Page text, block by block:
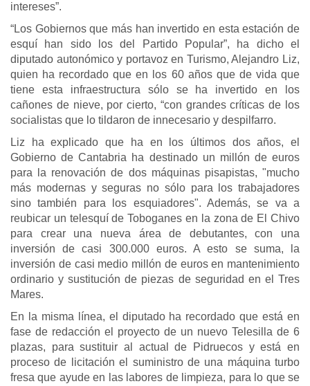
intereses”.
“Los Gobiernos que más han invertido en esta estación de
esquí han sido los del Partido Popular”, ha dicho el
diputado autonómico y portavoz en Turismo, Alejandro Liz,
quien ha recordado que en los 60 años que de vida que
tiene esta infraestructura sólo se ha invertido en los
cañones de nieve, por cierto, “con grandes críticas de los
socialistas que lo tildaron de innecesario y despilfarro.
Liz ha explicado que ha en los últimos dos años, el
Gobierno de Cantabria ha destinado un millón de euros
para la renovación de dos máquinas pisapistas, "mucho
más modernas y seguras no sólo para los trabajadores
sino también para los esquiadores". Además, se va a
reubicar un telesquí de Toboganes en la zona de El Chivo
para crear una nueva área de debutantes, con una
inversión de casi 300.000 euros. A esto se suma, la
inversión de casi medio millón de euros en mantenimiento
ordinario y sustitución de piezas de seguridad en el Tres
Mares.
En la misma línea, el diputado ha recordado que está en
fase de redacción el proyecto de un nuevo Telesilla de 6
plazas, para sustituir al actual de Pidruecos y está en
proceso de licitación el suministro de una máquina turbo
fresa que ayude en las labores de limpieza, para lo que se